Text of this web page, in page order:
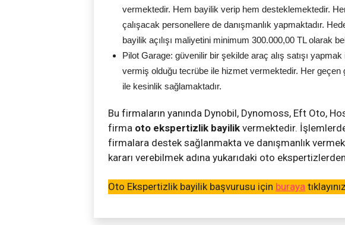
vermektedir. Hem bayilik verip hem desteklemektedir.
çalışacak personellere de danışmanlık yapmaktadır.
bayilik açılışı maliyetini minimum 300.000,00 TL olarak
Pilot Garage: güvenilir bir şekilde araç alış satışı
vermiş olduğu tecrübe ile hizmet vermektedir. Her geçen
ile kesinlik sağlamaktadır.
Bu firmaların yanında Dynobil, Dynomoss, Eft Oto,
firma oto ekspertizlik bayilik vermektedir.
firmalara destek sağlanmakta ve danışmanlık
kararı verebilmek adına yukarıdaki oto
Oto Ekspertizlik bayilik başvurusu için buraya